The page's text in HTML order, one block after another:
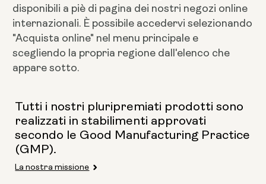
disponibili a piè di pagina dei nostri negozi online
internazionali. È possibile accedervi selezionando
"Acquista online" nel menu principale e
scegliendo la propria regione dall'elenco che
appare sotto.
Tutti i nostri pluripremiati prodotti sono
realizzati in stabilimenti approvati
secondo le Good Manufacturing Practice
(GMP).
La nostra missione